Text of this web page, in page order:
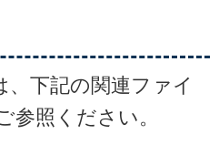
、下記の関連ファイ
参照ください。